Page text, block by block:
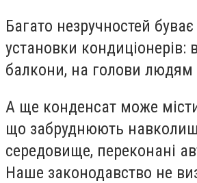
Багато незручностей буває
установки кондиціонерів:
балкони, на голови
А ще конденсат може
що забруднюють
середовище, переконані
Наше законодавство не